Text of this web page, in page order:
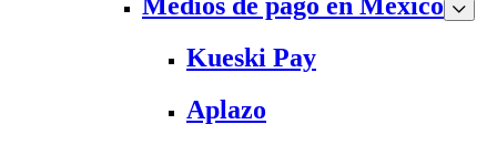
Kueski Pay
Aplazo